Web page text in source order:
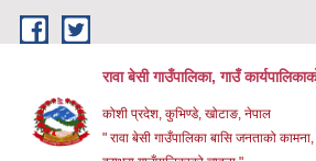
Skip to main content
रावा बेसी गाउँपालिका, गाउँ
कोशी प्रदेश, कुभिण्डे, खोटाङ, नेपाल
" रावा बेसी गाउँपालिका बासि जनताको